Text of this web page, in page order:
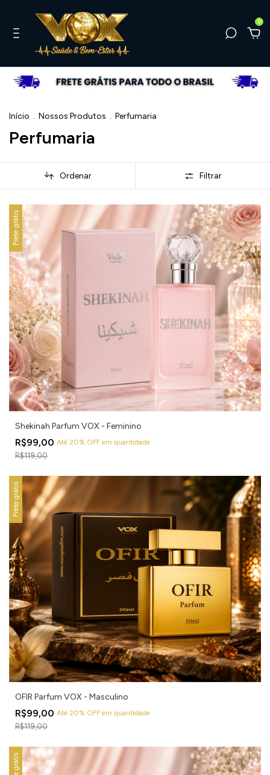
0
Início . Nossos Produtos . Perfumaria
Perfumaria
Ordenar Filtrar
Frete grátis
Shekinah Parfum VOX - Feminino
R$99,00 Até 20% OFF em quantidade
R$119,00
Frete grátis
OFIR Parfum VOX - Masculino
R$99,00 Até 20% OFF em quantidade
R$119,00